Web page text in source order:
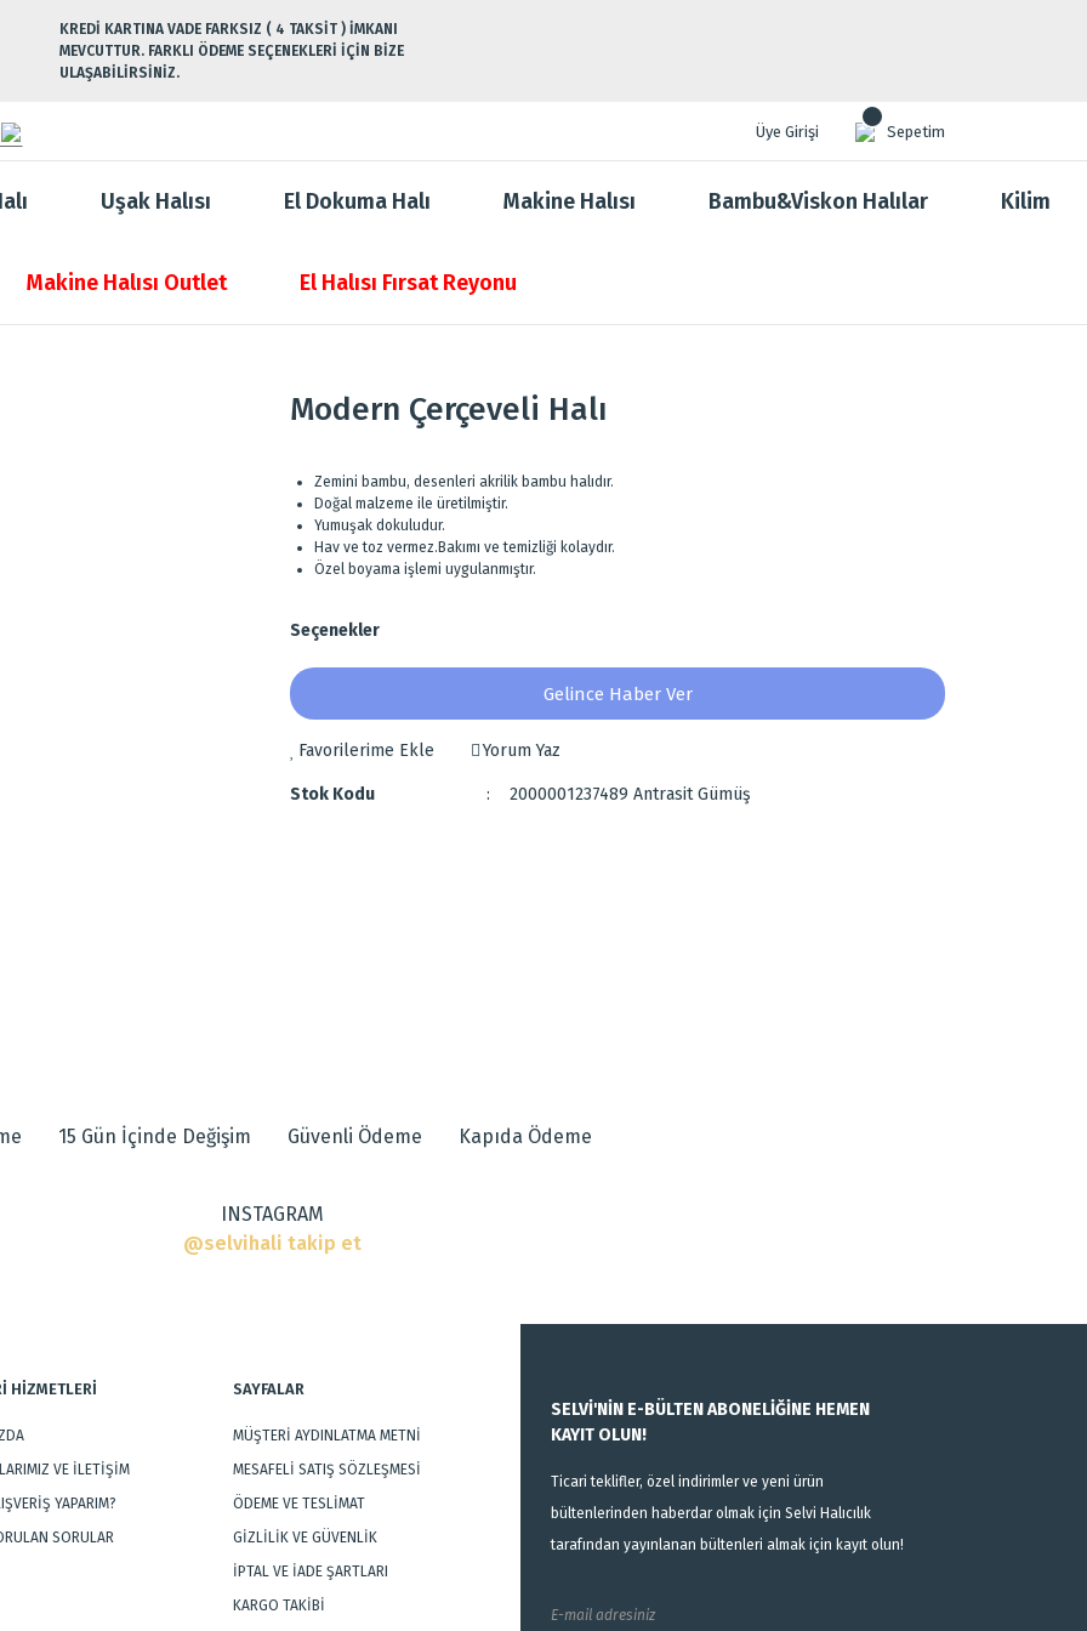
KREDİ KARTINA VADE FARKSIZ ( 4 TAKSİT ) İMKANI
MEVCUTTUR. FARKLI ÖDEME SEÇENEKLERİ İÇİN BİZE
ULAŞABİLİRSİNİZ.
Üye Girişi Sepetim
Uşak Halısı El Dokuma Halı Makine Halısı Bambu&Viskon Halılar Kilim
Makine Halısı Outlet El Halısı Fırsat Reyonu
Modern Çerçeveli Halı
Zemini bambu, desenleri akrilik bambu halıdır.
Doğal malzeme ile üretilmiştir.
Yumuşak dokuludur.
Hav ve toz vermez.Bakımı ve temizliği kolaydır.
Özel boyama işlemi uygulanmıştır.
Seçenekler
Gelince Haber Ver
Yorum Yaz
Stok Kodu 2000001237489 Antrasit Gümüş
Gönder
15 Gün İçinde Değişim Güvenli Ödeme Kapıda Ödeme
INSTAGRAM
@selvihali takip et
HİZMETLERİ
VE İLETİŞİM
YAPARIM?
SORULAR
SAYFALAR
MÜŞTERİ AYDINLATMA METNİ
MESAFELİ SATIŞ SÖZLEŞMESİ
ÖDEME VE TESLİMAT
GİZLİLİK VE GÜVENLİK
İPTAL VE İADE ŞARTLARI
KARGO TAKİBİ
SELVİ'NİN E-BÜLTEN ABONELİĞİNE HEMEN
KAYIT OLUN!
Ticari teklifler, özel indirimler ve yeni ürün
bültenlerinden haberdar olmak için Selvi Halıcılık
tarafından yayınlanan bültenleri almak için kayıt olun!